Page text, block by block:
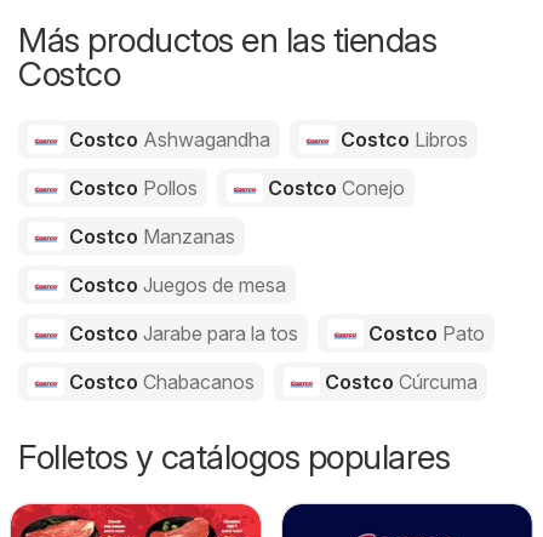
Más productos en las tiendas
Costco
Costco Ashwagandha Costco Libros
Costco Pollos Costco Conejo
Costco Manzanas
Costco Juegos de mesa
Costco Jarabe para la tos Costco Pato
Costco Chabacanos Costco Cúrcuma
Folletos y catálogos populares